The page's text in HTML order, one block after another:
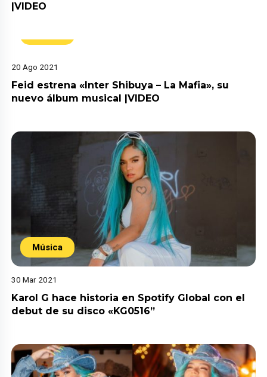
|VIDEO
20 Ago 2021
Feid estrena «Inter Shibuya – La Mafia», su
nuevo álbum musical |VIDEO
Música
30 Mar 2021
Karol G hace historia en Spotify Global con el
debut de su disco «KG0516”